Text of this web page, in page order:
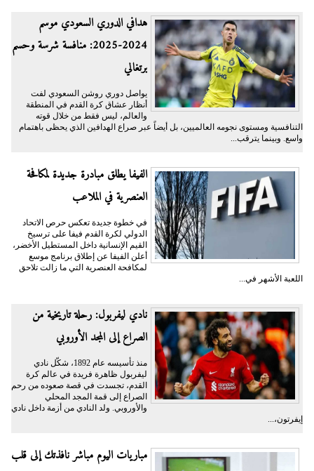
هدافي الدوري السعودي موسم
2024-2025: منافسة شرسة وحسم
برتغالي
يواصل دوري روشن السعودي لفت
أنظار عشاق كرة القدم في المنطقة
والعالم، ليس فقط من خلال قوته
التنافسية ومستوى نجومه العالميين، بل أيضاً عبر صراع الهدافين الذي يحظى باهتمام
واسع. وبينما يترقب...
الفيفا يطلق مبادرة جديدة لمكافحة
العنصرية في الملاعب
في خطوة جديدة تعكس حرص الاتحاد
الدولي لكرة القدم فيفا على ترسيخ
القيم الإنسانية داخل المستطيل الأخضر،
أعلن الفيفا عن إطلاق برنامج موسع
لمكافحة العنصرية التي ما زالت تلاحق
اللعبة الأشهر في...
نادي ليفربول: رحلة تاريخية من
الصراع إلى المجد الأوروبي
منذ تأسيسه عام 1892، شكّل نادي
ليفربول ظاهرة فريدة في عالم كرة
القدم، تجسدت في قصة صعوده من رحم
الصراع إلى قمة المجد المحلي
والأوروبي. ولد النادي من أزمة داخل نادي
إيفرتون،...
مباريات اليوم مباشر نافذتك إلى قلب